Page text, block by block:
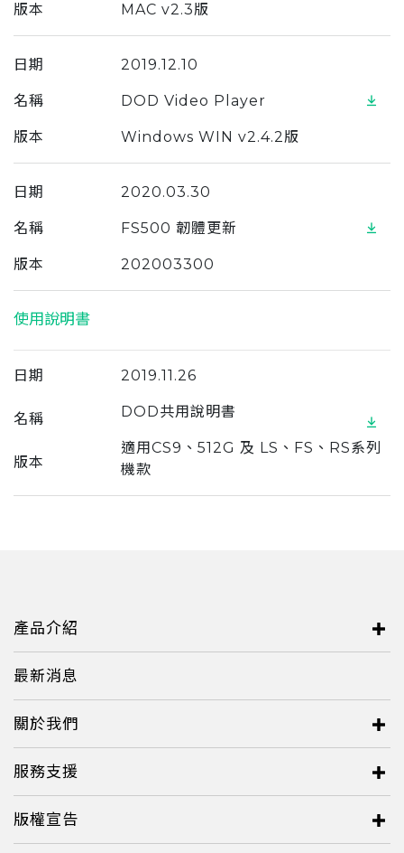
版本 MAC v2.3版
日期
名稱
版本
2019.12.10
DOD Video Player
Windows WIN v2.4.2版
日期
名稱
版本
2020.03.30
FS500 韌體更新
202003300
使用說明書
日期
名稱
版本
2019.11.26
DOD共用說明書
適用CS9、512G 及 LS、FS、RS系列
機款
產品介紹
最新消息
關於我們
服務支援
版權宣告